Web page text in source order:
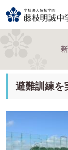
避難訓練を